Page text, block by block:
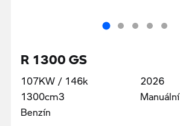
R 1300 GS
107KW / 146k
1300cm3
Benzín
2026
Manuální